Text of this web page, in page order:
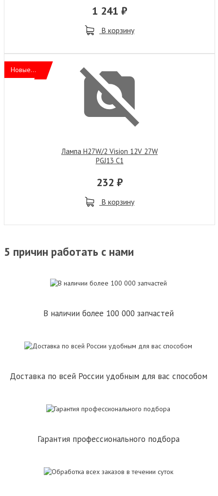
1 241 ₽
В корзину
Новые...
Лампа H27W/2 Vision 12V 27W
PGJ13 C1
232 ₽
В корзину
5 причин работать с нами
В наличии более 100 000 запчастей
Доставка по всей России удобным для вас способом
Гарантия профессионального подбора